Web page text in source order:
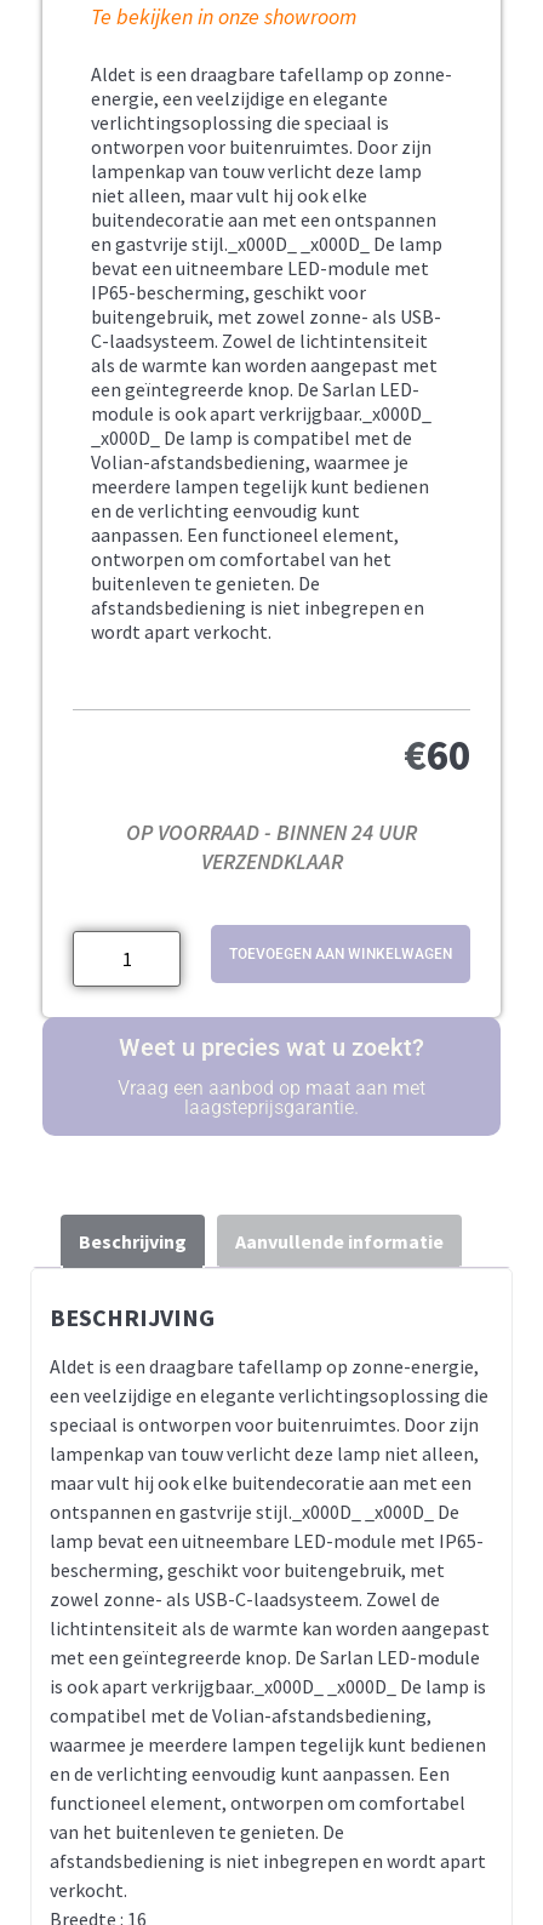
Te bekijken in onze showroom
Aldet is een draagbare tafellamp op zonne-
energie, een veelzijdige en elegante
verlichtingsoplossing die speciaal is
ontworpen voor buitenruimtes. Door zijn
lampenkap van touw verlicht deze lamp
niet alleen, maar vult hij ook elke
buitendecoratie aan met een ontspannen
en gastvrije stijl._x000D_ _x000D_ De lamp
bevat een uitneembare LED-module met
IP65-bescherming, geschikt voor
buitengebruik, met zowel zonne- als USB-
C-laadsysteem. Zowel de lichtintensiteit
als de warmte kan worden aangepast met
een geïntegreerde knop. De Sarlan LED-
module is ook apart verkrijgbaar._x000D_
_x000D_ De lamp is compatibel met de
Volian-afstandsbediening, waarmee je
meerdere lampen tegelijk kunt bedienen
en de verlichting eenvoudig kunt
aanpassen. Een functioneel element,
ontworpen om comfortabel van het
buitenleven te genieten. De
afstandsbediening is niet inbegrepen en
wordt apart verkocht.
€60
OP VOORRAAD - BINNEN 24 UUR
VERZENDKLAAR
TOEVOEGEN AAN WINKELWAGEN
Weet u precies wat u zoekt?
Vraag een aanbod op maat aan met
laagsteprijsgarantie.
Beschrijving Aanvullende informatie
BESCHRIJVING
Aldet is een draagbare tafellamp op zonne-energie,
een veelzijdige en elegante verlichtingsoplossing die
speciaal is ontworpen voor buitenruimtes. Door zijn
lampenkap van touw verlicht deze lamp niet alleen,
maar vult hij ook elke buitendecoratie aan met een
ontspannen en gastvrije stijl._x000D_ _x000D_ De
lamp bevat een uitneembare LED-module met IP65-
bescherming, geschikt voor buitengebruik, met
zowel zonne- als USB-C-laadsysteem. Zowel de
lichtintensiteit als de warmte kan worden aangepast
met een geïntegreerde knop. De Sarlan LED-module
is ook apart verkrijgbaar._x000D_ _x000D_ De lamp is
compatibel met de Volian-afstandsbediening,
waarmee je meerdere lampen tegelijk kunt bedienen
en de verlichting eenvoudig kunt aanpassen. Een
functioneel element, ontworpen om comfortabel
van het buitenleven te genieten. De
afstandsbediening is niet inbegrepen en wordt apart
verkocht.
Breedte : 16